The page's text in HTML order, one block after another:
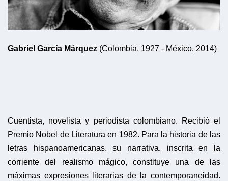
Gabriel García Márquez (Colombia, 1927 - México, 2014)
Cuentista, novelista y periodista colombiano. Recibió el
Premio Nobel de Literatura en 1982. Para la historia de las
letras hispanoamericanas, su narrativa, inscrita en la
corriente del realismo mágico, constituye una de las
máximas expresiones literarias de la contemporaneidad.